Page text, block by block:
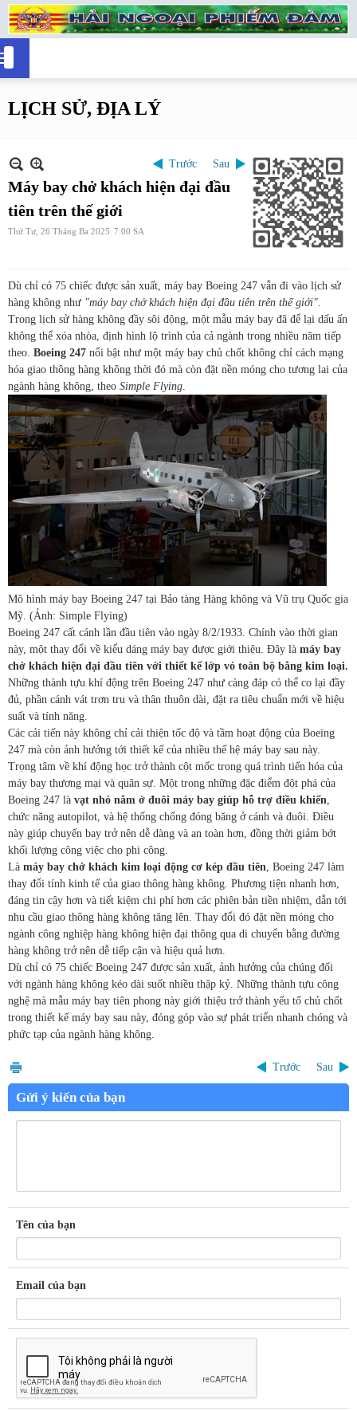
LỊCH SỬ, ĐỊA LÝ
Trước Sau
Máy bay chở khách hiện đại đầu
tiên trên thế giới
Thứ Tư, 26 Tháng Ba 2025 7:00 SA
Dù chỉ có 75 chiếc được sản xuất, máy bay Boeing 247 vẫn đi vào lịch sử
hàng không như "máy bay chở khách hiện đại đầu tiên trên thế giới".
Trong lịch sử hàng không đầy sôi động, một mẫu máy bay đã để lại dấu ấn
không thể xóa nhòa, định hình lộ trình của cả ngành trong nhiều năm tiếp
theo. Boeing 247 nổi bật như một máy bay chủ chốt không chỉ cách mạng
hóa giao thông hàng không thời đó mà còn đặt nền móng cho tương lai của
ngành hàng không, theo Simple Flying
Mô hình máy bay Boeing 247 tại Bảo tàng Hàng không và Vũ trụ Quốc gia
Mỹ. (Ảnh: Simple Flying)
Boeing 247 cất cánh lần đầu tiên vào ngày 8/2/1933. Chính vào thời gian
này, một thay đổi về kiểu dáng máy bay được giới thiệu. Đây là máy bay
chở khách hiện đại đầu tiên với thiết kế lớp vỏ toàn bộ bằng kim loại.
Những thành tựu khí động trên Boeing 247 như càng đáp có thể co lại đầy
đủ, phần cánh vát trơn tru và thân thuôn dài, đặt ra tiêu chuẩn mới về hiệu
suất và tính năng.
Các cải tiến này không chỉ cải thiện tốc độ và tầm hoạt động của Boeing
247 mà còn ảnh hưởng tới thiết kế của nhiều thế hệ máy bay sau này.
Trọng tâm về khí động học trở thành cột mốc trong quá trình tiến hóa của
máy bay thương mại và quân sự. Một trong những đặc điểm đột phá của
Boeing 247 là vạt nhỏ nằm ở đuôi máy bay giúp hỗ trợ điều khiển
chức năng autopilot, và hệ thống chống đóng băng ở cánh và đuôi. Điều
này giúp chuyến bay trở nên dễ dàng và an toàn hơn, đồng thời giảm bớt
khối lượng công việc cho phi công.
Là máy bay chở khách kim loại động cơ kép đầu tiên , Boeing 247 làm
thay đổi tính kinh tế của giao thông hàng không. Phương tiện nhanh hơn,
đáng tin cậy hơn và tiết kiệm chi phí hơn các phiên bản tiền nhiệm, dẫn tới
nhu cầu giao thông hàng không tăng lên. Thay đổi đó đặt nền móng cho
ngành công nghiệp hàng không hiện đại thông qua di chuyển bằng đường
hàng không trở nên dễ tiếp cận và hiệu quả hơn.
Dù chỉ có 75 chiếc Boeing 247 được sản xuất, ảnh hưởng của chúng đối
với ngành hàng không kéo dài suốt nhiều thập kỷ. Những thành tựu công
nghệ mà mẫu máy bay tiên phong này giới thiệu trở thành yếu tố chủ chốt
trong thiết kế máy bay sau này, đóng góp vào sự phát triển nhanh chóng và
phức tạp của ngành hàng không.
Trước Sau
Gửi ý kiến của bạn
Tên của bạn
Email của bạn